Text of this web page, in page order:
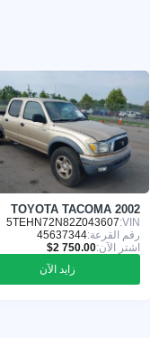
TOYOTA TACOMA 2002
VIN:
5TEHN72N82Z043607
رقم القرعة:45637344
اشترِ الآن:
زايد الآن